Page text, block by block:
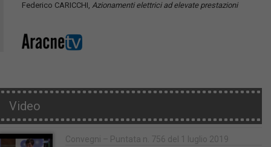
Federico CARICCHI, Azionamenti elettrici ad elevate prestazioni
Video
Convegni – Puntata n. 756 del 1 luglio 2019